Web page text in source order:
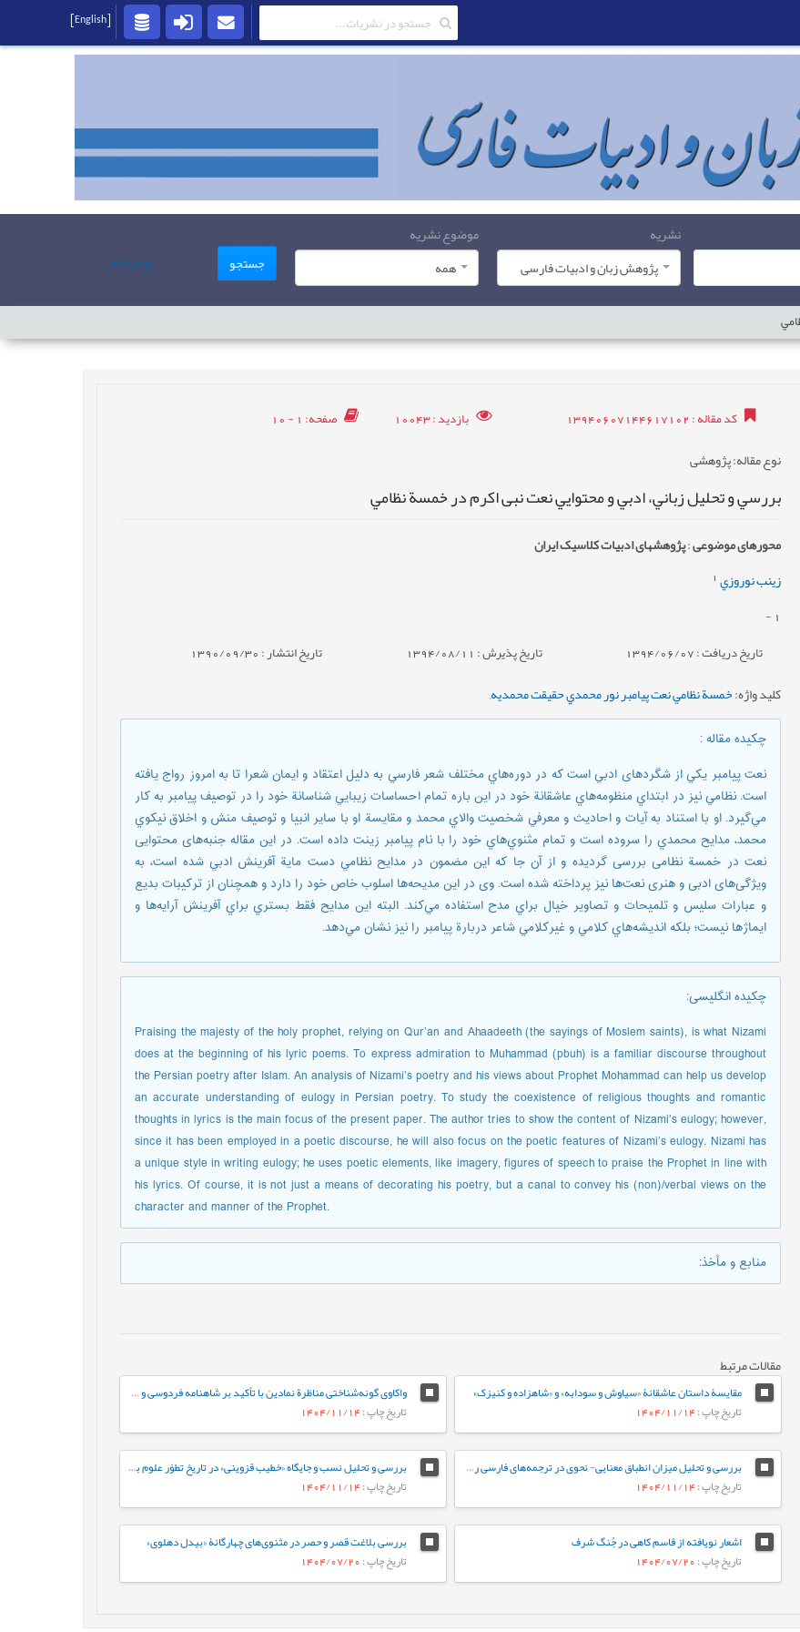
نشریه
پژوهش زبان و ادبیات فارسی
موضوع نشریه
همه
جستجو پیشرفته
کد مقاله: 13940607144617102 بازدید: 10043 صفحه: 1 - 10
نوع مقاله: پژوهشی
بررسي و تحلیل زباني، ادبي و محتوايي نعت نبی اکرم در خمسة نظامي
محورهای موضوعی:پژوهش‎های ادبیات کلاسیک ایران
زينب نوروزي 1
1
-
تاریخ دریافت : 1394/06/07 تاریخ پذیرش : 1394/08/11 تاریخ انتشار : 1390/09/30
کلید واژه:خمسة نظامي نعت پيامبر نور محمدي حقيقت محمديه,
چکیده مقاله:
نعت پيامبر يكي از شگردهای ادبي است كه در دوره‌هاي مختلف شعر فارسي به دليل اعتقاد و ايمان شعرا تا به امروز رواج يافته
است. نظامي نيز در ابتداي منظومه‌هاي عاشقانة خود در اين باره تمام احساسات زيبايي شناسانة خود را در توصيف پيامبر به كار
مي‌گيرد. او با استناد به آيات و احاديث و معرفي شخصيت والاي محمد و مقايسة او با ساير انبيا و توصيف منش و اخلاق نيكوي
محمد، مدايح محمدي را سروده است و تمام مثنوي‌هاي خود را با نام پيامبر زينت داده است. در این مقاله جنبه‌های محتوایی
نعت در خمسة نظامی بررسی گردیده و از آن جا که اين مضمون در مدايح نظامي دست ماية آفرينش ادبي شده است، به
ویژگی‌های ادبی و هنری نعت‌ها نیز پرداخته شده است. وی در اين مديحه‌ها اسلوب خاص خود را دارد و همچنان از تركيبات بديع
و عبارات سليس و تلميحات و تصاوير خيال براي مدح استفاده مي‌كند. البته اين مدايح فقط بستري براي آفرينش آرايه‌ها و
ايماژها نيست؛ بلكه انديشه‌هاي كلامي و غيركلامي شاعر دربارة پيامبر را نيز نشان مي‌دهد.
چکیده انگلیسی:
Praising the majesty of the holy prophet, relying on Qur’an and Ahaadeeth (the sayings of Moslem saints), is what Nizami
does at the beginning of his lyric poems. To express admiration to Muhammad (pbuh) is a familiar discourse throughout
the Persian poetry after Islam. An analysis of Nizami’s poetry and his views about Prophet Mohammad can help us develop
an accurate understanding of eulogy in Persian poetry. To study the coexistence of religious thoughts and romantic
thoughts in lyrics is the main focus of the present paper. The author tries to show the content of Nizami’s eulogy; however,
since it has been employed in a poetic discourse, he will also focus on the poetic features of Nizami’s eulogy. Nizami has
a unique style in writing eulogy; he uses poetic elements, like imagery, figures of speech to praise the Prophet in line with
his lyrics. Of course, it is not just a means of decorating his poetry, but a canal to convey his (non)/verbal views on the
character and manner of the Prophet.
منابع و مأخذ:
مقالات مرتبط
مقایسۀ داستان عاشقانۀ «سیاوش و سودابه» و «شاهزاده و کنیزک»
تاریخ چاپ: 1404/11/14
واکاوی گونه‌شناختی مناظرة نمادین با تأکید بر شاهنامه فردوسی و خمسة نظامی گنجوی
تاریخ چاپ: 1404/11/14
بررسی و تحلیل میزان انطباق معنایی- نحوی در ترجمه‏‌های فارسی رمان «سه‌شنبه‌ها با موری»
تاریخ چاپ: 1404/11/14
بررسی و تحلیل نسب و جایگاه «خطیب قزوینی» در تاریخ تطوّر علوم بلاغی
تاریخ چاپ: 1404/11/14
اشعار نویافته از قاسم کاهی در جُنگ شرف
تاریخ چاپ: 1404/07/20
بررسی بلاغت قصر و حصر در مثنوی‌های چهارگانۀ «بیدل دهلوی»
تاریخ چاپ: 1404/07/20
[English]